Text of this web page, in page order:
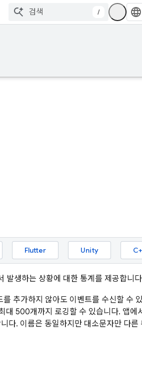
/
Flutter Unity
발생하는 상황에 대한 통계를 제공합니
추가하지 않아도 이벤트를 수신할 수
대 500개까지 로깅할 수 있습니다. 앱에
다. 이름은 동일하지만 대소문자만 다른